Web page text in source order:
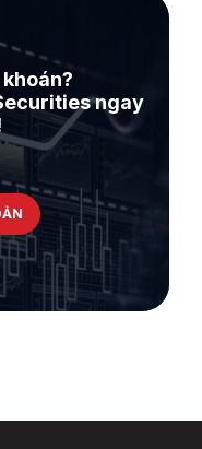
ngay